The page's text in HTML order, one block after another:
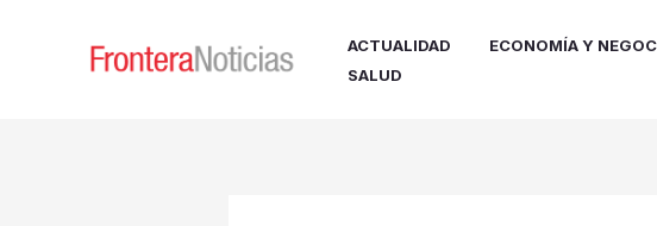
ACTUALIDAD ECONOMÍA Y
SALUD